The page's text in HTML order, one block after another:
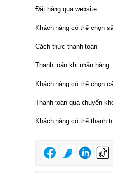
Đặt hàng qua website
Khách hàng có thể chọn
Cách thức thanh toán
Thanh toán khi nhận hàng
Khách hàng có thể chọn
Thanh toán qua chuyển
Khách hàng có thể thanh